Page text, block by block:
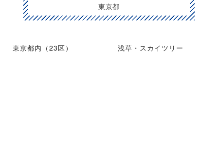
東京都
東京都内（23区） 浅草・スカイツリー